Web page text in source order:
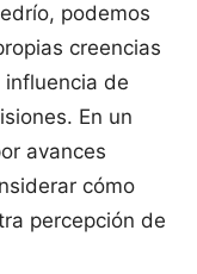
podemos
creencias
de
En un
avances
cómo
percepción de